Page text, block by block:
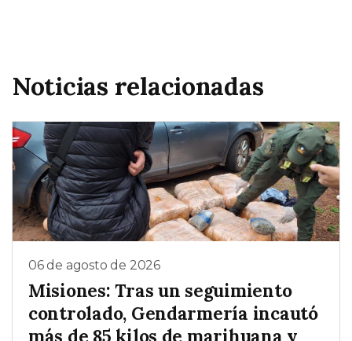
Noticias relacionadas
06 de agosto de 2026
Misiones: Tras un seguimiento
controlado, Gendarmería incautó
más de 85 kilos de marihuana y